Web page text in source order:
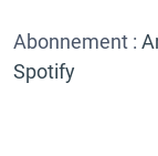
i
s
RSS FEED
LINK
EMBED
Abonnement :
Spotify